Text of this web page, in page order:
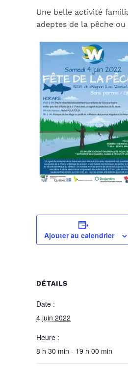
Une belle activité
adeptes de la pêche ou
Ajouter au calendrier
DÉTAILS
Date :
4 juin 2022
Heure :
8 h 30 min - 19 h 00 min